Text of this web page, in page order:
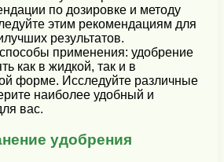
по дозировке и методу
этим рекомендациям для
результатов.
применения: удобрение
как в жидкой, так и в
форме. Исследуйте различные
наиболее удобный и
вас.
удобрения